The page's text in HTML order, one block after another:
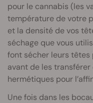
pour le cannabis (les
température de votre
et la densité de vos
séchage que vous
font sécher leurs têtes
avant de les
hermétiques pour
Une fois dans les